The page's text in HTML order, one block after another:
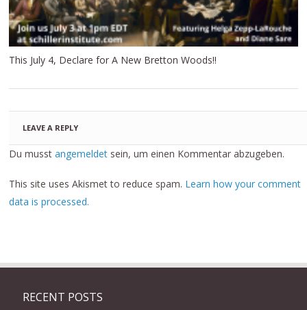
This July 4, Declare for A New Bretton Woods!!
LEAVE A REPLY
Du musstangemeldet sein, um einen Kommentar abzugeben.
This site uses Akismet to reduce spam. Learn how your comment
data is processed.
RECENT POSTS